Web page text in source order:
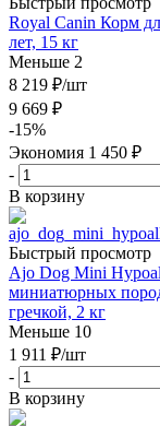
Royal Canin Корм
лет, 15 кг
Меньше 2
8 219 ₽/шт
9 669 ₽
-15%
Экономия 1 450 ₽
-
В корзину
Быстрый просмотр
Ajo Dog Mini
миниатюрных
гречкой, 2 кг
Меньше 10
1 911 ₽/шт
-
В корзину